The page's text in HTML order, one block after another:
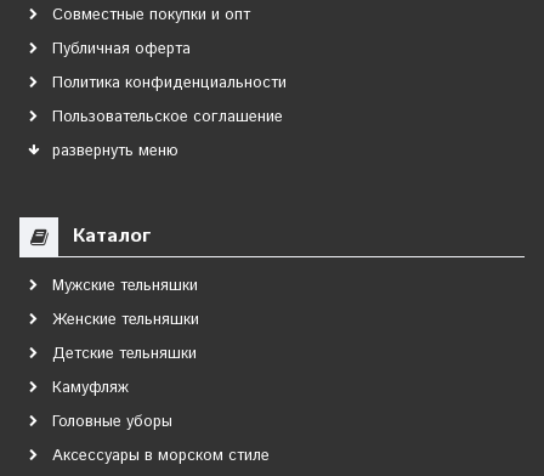
Совместные покупки и опт
Публичная оферта
Политика конфиденциальности
Пользовательское соглашение
развернуть меню
Каталог
Мужские тельняшки
Женские тельняшки
Детские тельняшки
Камуфляж
Головные уборы
Аксессуары в морском стиле